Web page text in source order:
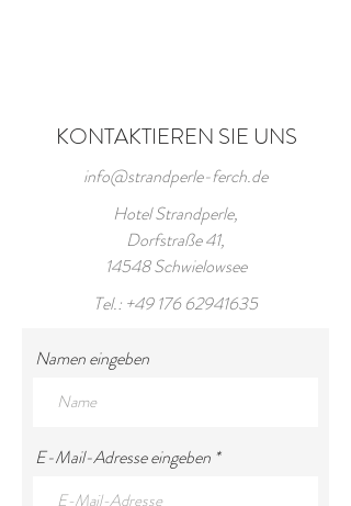
KONTAKTIEREN SIE UNS
info@strandperle-ferch.de
Hotel Strandperle,
Dorfstraße 41,
14548 Schwielowsee
Tel.: +49 176 62941635
Namen eingeben
E-Mail-Adresse eingeben